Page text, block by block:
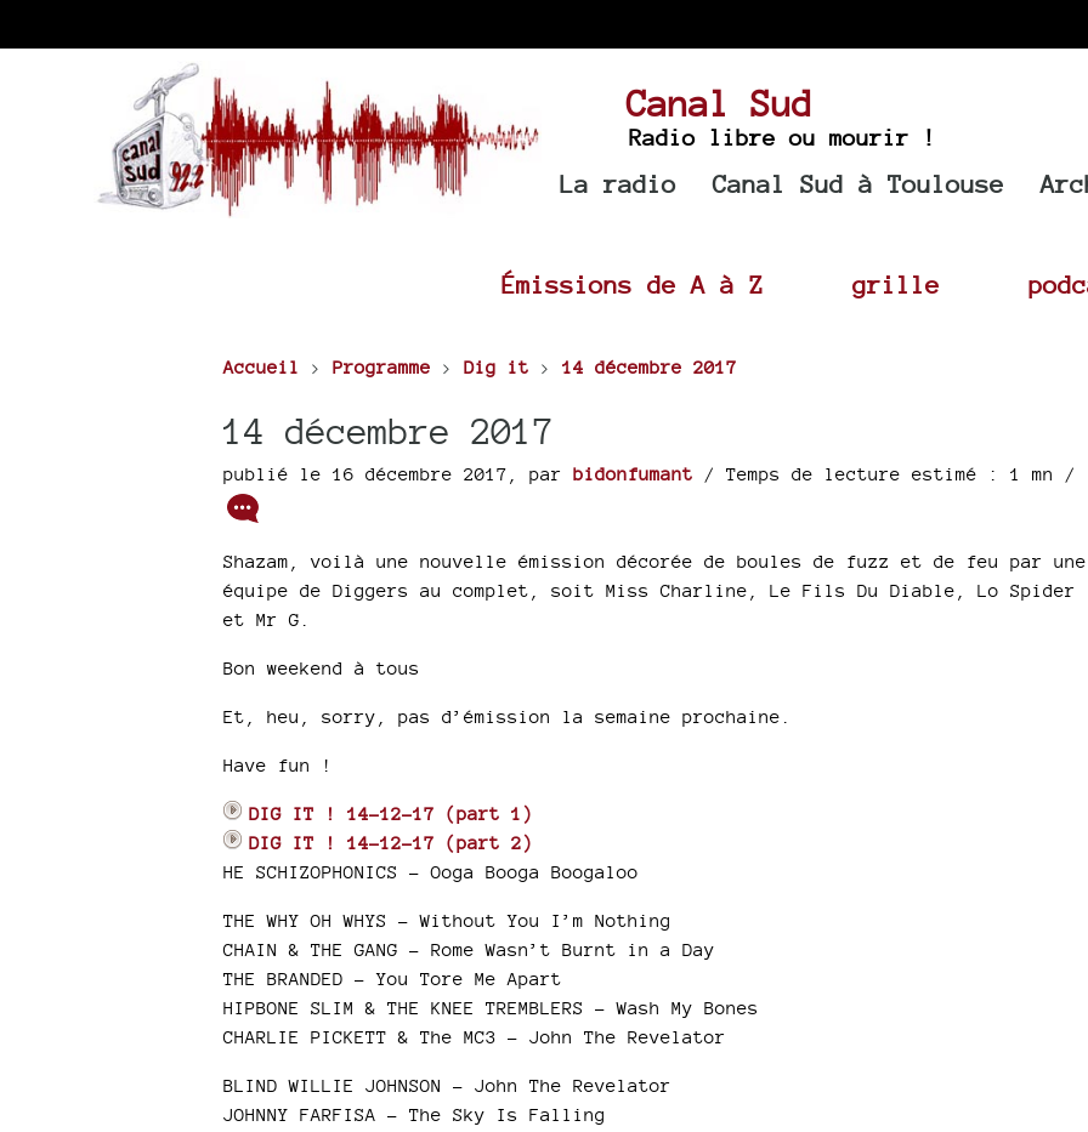
Canal Sud
Radio libre ou mourir !
La radio Canal Sud à Toulouse
Émissions de A à Z grille
Accueil > Programme > Dig it > 14 décembre 2017
14 décembre 2017
publié le 16 décembre 2017 par bidonfumant / Temps de lecture estimé : 1 mn /
Shazam, voilà une nouvelle émission décorée de boules de fuzz et de feu par une
équipe de Diggers au complet, soit Miss Charline, Le Fils Du Diable, Lo Spider
et Mr G.
Bon weekend à tous
Et, heu, sorry, pas d’émission la semaine prochaine.
Have fun !
DIG IT ! 14-12-17 (part 1)
DIG IT ! 14-12-17 (part 2)
HE SCHIZOPHONICS – Ooga Booga Boogaloo
THE WHY OH WHYS – Without You I’m Nothing
CHAIN & THE GANG – Rome Wasn’t Burnt in a Day
THE BRANDED – You Tore Me Apart
HIPBONE SLIM & THE KNEE TREMBLERS – Wash My Bones
CHARLIE PICKETT & The MC3 – John The Revelator
BLIND WILLIE JOHNSON – John The Revelator
JOHNNY FARFISA – The Sky Is Falling